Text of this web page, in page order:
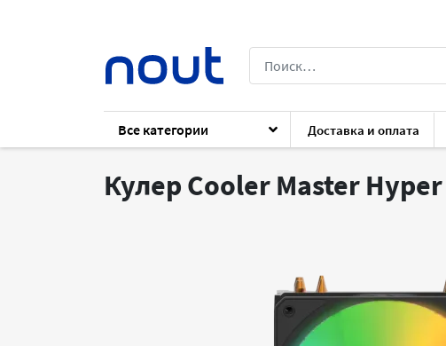
Все категории Доставка и оплата
Каталог Комплектующие Комплектующие
Кулер Cooler Master